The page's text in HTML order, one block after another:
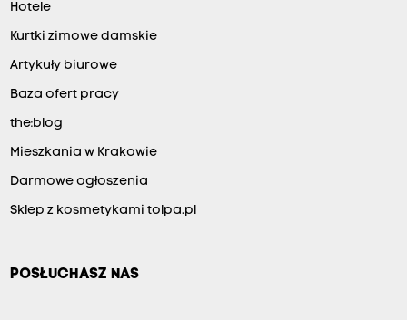
Hotele
Kurtki zimowe damskie
Artykuły biurowe
Baza ofert pracy
the:blog
Mieszkania w Krakowie
Darmowe ogłoszenia
Sklep z kosmetykami tolpa.pl
POSŁUCHASZ NAS